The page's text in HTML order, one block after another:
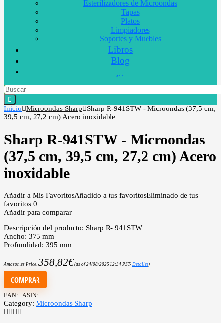
Esterilizadores de Microondas
Tapas
Platos
Limpiadores
Soportes y Muebles
Libros
Blog
Inicio Microondas Sharp
Sharp R-941STW - Microondas (37,5 cm,
39,5 cm, 27,2 cm) Acero inoxidable
Sharp R-941STW - Microondas
(37,5 cm, 39,5 cm, 27,2 cm) Acero
inoxidable
Añadir a Mis FavoritosAñadido a tus favoritosEliminado de tus
favoritos 0
Añadir para comparar
Descripción del producto: Sharp R- 941STW
Ancho: 375 mm
Profundidad: 395 mm
Amazon.es Price: 358,82€ (as of 24/08/2025 12:34 PST- Detalles)
COMPRAR
EAN: -ASIN: -
Category: Microondas Sharp